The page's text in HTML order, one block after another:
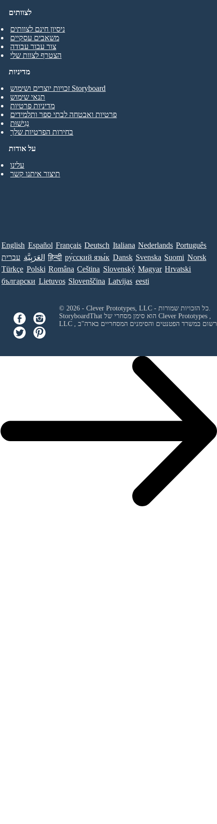
לצוותים
ניסיון חינם לצוותים
משאבים עסקיים
צור עבור עבודה
הצטרף לצוות שלי
על אודות
עלינו
תיצור איתנו קשר
מדיניות
זכויות יוצרים ושימוש Storyboard
תנאי שימוש
מדיניות פרטיות
פרטיות ואבטחה לבתי ספר ותלמידים
נְגִישׁוּת
בחירות הפרטיות שלך
English Español Français Deutsch Italiana Nederlands Português
עברית العَرَبِيَّة हिन्दी ру́сский язы́к Dansk Svenska Suomi Norsk
Türkçe Polski Româna Ceština Slovenský Magyar Hrvatski
български Lietuvos Slovenščina Latvijas eesti
© 2026 - Clever Prototypes, LLC - כל הזכויות שמורות.
Clever Prototypes ,
LLC
ורשום במשרד הפטנטים והסימנים המסחריים בארה"ב